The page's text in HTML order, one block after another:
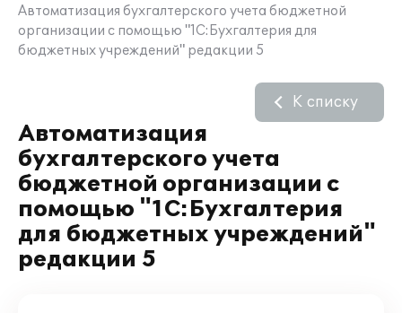
Автоматизация бухгалтерского учета бюджетной
организации с помощью "1С:Бухгалтерия для
бюджетных учреждений" редакции 5
Автоматизация
бухгалтерского учета
бюджетной организации с
помощью "1С:Бухгалтерия
для бюджетных учреждений"
редакции 5
К списку